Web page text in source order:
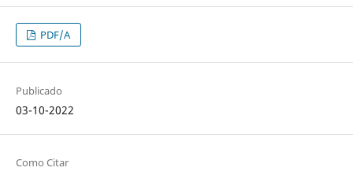
PDF/A
Publicado
03-10-2022
Como Citar